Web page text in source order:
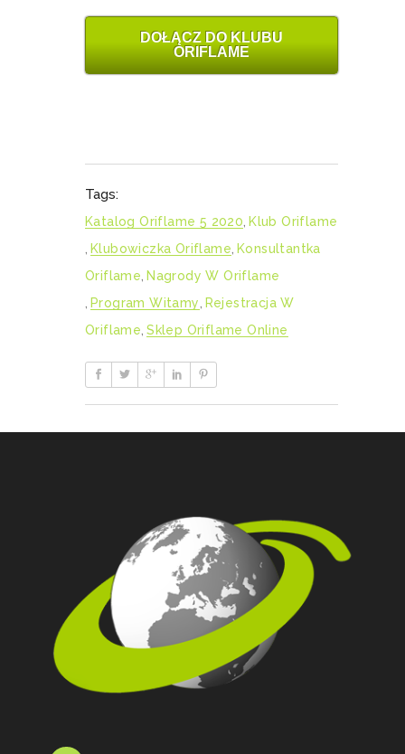
DOŁĄCZ DO KLUBU
ORIFLAME
Tags:
Katalog Oriflame 5 2020 Klub Oriflame
Klubowiczka Oriflame Konsultantka
Oriflame Nagrody W Oriflame
Program Witamy
Rejestracja W
Oriflame Sklep Oriflame Online